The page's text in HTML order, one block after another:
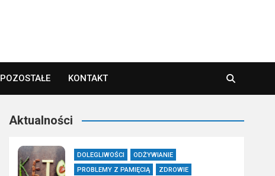
POZOSTAŁE KONTAKT
Aktualności
DOLEGLIWOŚCI
ODŻYWIANIE
PROBLEMY Z PAMIĘCIĄ
ZDROWIE